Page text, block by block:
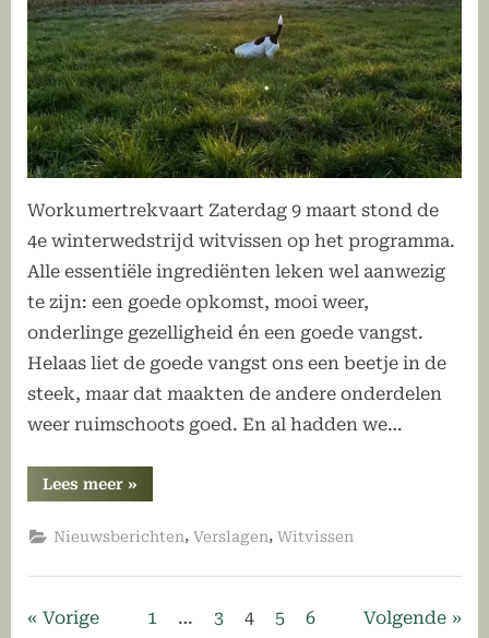
Workumertrekvaart Zaterdag 9 maart stond de
4e winterwedstrijd witvissen op het programma.
Alle essentiële ingrediënten leken wel aanwezig
te zijn: een goede opkomst, mooi weer,
onderlinge gezelligheid én een goede vangst.
Helaas liet de goede vangst ons een beetje in de
steek, maar dat maakten de andere onderdelen
weer ruimschoots goed. En al hadden we…
Lees meer“Uitslag
4e
»
Nieuwsberichten,Verslagen,Witvissen
Berichten
Vorige 1 … 3 4 5 6 Volgende